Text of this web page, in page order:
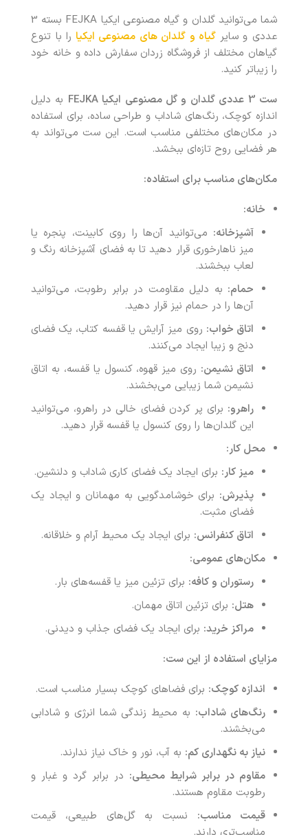
شما می‌توانید
گلدان و گیاه مصنوعی ایکیا FEJKA بسته 3
عددی و سایر گیاه و گلدان های مصنوعی ایکیا را با تنوع
گیاهان مختلف از فروشگاه زردان سفارش داده و خانه خود
را زیباتر کنید.
ست 3 عددی گلدان و گل مصنوعی ایکیا FEJKA
به دلیل
اندازه کوچک، رنگ‌های شاداب و طراحی ساده، برای استفاده
در مکان‌های مختلفی مناسب است. این ست می‌تواند به
هر فضایی روح تازه‌ای ببخشد.
مکان‌های مناسب برای استفاده:
خانه:
آشپزخانه: می‌توانید آن‌ها را روی کابینت، پنجره یا
میز ناهارخوری قرار دهید تا به فضای آشپزخانه رنگ و
لعاب ببخشند.
حمام: به دلیل مقاومت در برابر رطوبت، می‌توانید
آن‌ها را در حمام نیز قرار دهید.
اتاق خواب: روی میز آرایش یا قفسه کتاب، یک فضای
دنج و زیبا ایجاد می‌کنند.
اتاق نشیمن: روی میز قهوه، کنسول یا قفسه، به اتاق
نشیمن شما زیبایی می‌بخشند.
راهرو: برای پر کردن فضای خالی در راهرو، می‌توانید
این گلدان‌ها را روی کنسول یا قفسه قرار دهید.
محل کار:
میز کار: برای ایجاد یک فضای کاری شاداب و دلنشین.
پذیرش: برای خوشامدگویی به مهمانان و ایجاد یک
فضای مثبت.
اتاق کنفرانس: برای ایجاد یک محیط آرام و خلاقانه.
مکان‌های عمومی:
رستوران‌ و کافه‌: برای تزئین میز یا قفسه‌های بار.
هتل‌: برای تزئین اتاق‌ مهمان.
مراکز خرید: برای ایجاد یک فضای جذاب و دیدنی.
مزایای استفاده از این ست:
اندازه کوچک: برای فضاهای کوچک بسیار مناسب است.
رنگ‌های شاداب: به محیط زندگی شما انرژی و شادابی
می‌بخشند.
نیاز به نگهداری کم: به آب، نور و خاک نیاز ندارند.
مقاوم در برابر شرایط محیطی: در برابر گرد و غبار و
رطوبت مقاوم هستند.
قیمت مناسب: نسبت به گل‌های طبیعی، قیمت